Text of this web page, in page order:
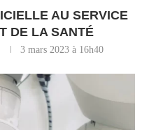
AU SERVICE
DE LA SANTÉ
3 mars 2023 à 16h40